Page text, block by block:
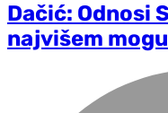
Dačić: Odnosi
najvišem